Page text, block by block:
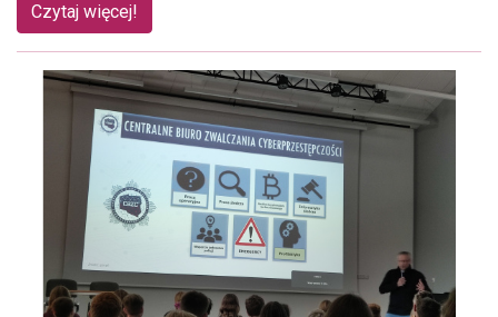
Czytaj więcej!